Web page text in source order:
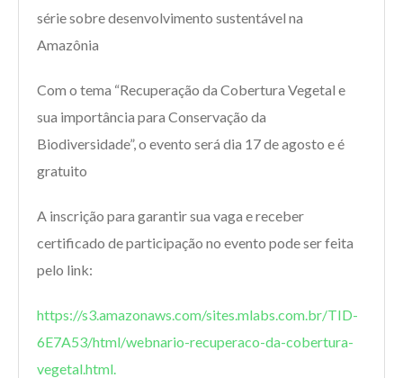
série sobre desenvolvimento sustentável na
Amazônia
Com o tema “Recuperação da Cobertura Vegetal e
sua importância para Conservação da
Biodiversidade”, o evento será dia 17 de agosto e é
gratuito
A inscrição para garantir sua vaga e receber
certificado de participação no evento pode ser feita
pelo link:
https://s3.amazonaws.com/sites.mlabs.com.br/TID-
6E7A53/html/webnario-recuperaco-da-cobertura-
vegetal.html.